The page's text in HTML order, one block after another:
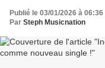
Publié le 03/01/2026 à 06:36
Par Steph Musicnation